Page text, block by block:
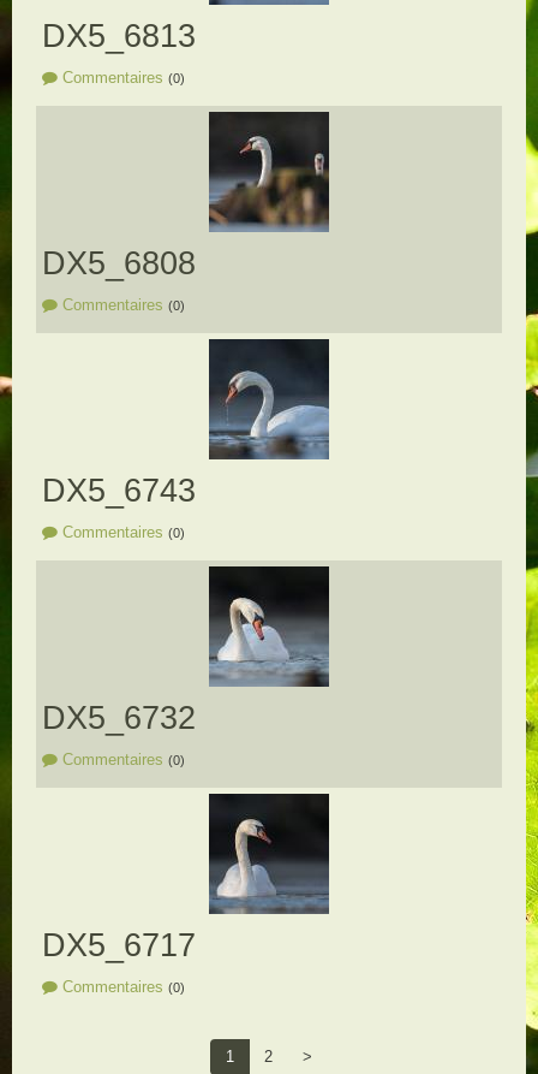
DX5_6813
Commentaires (0)
DX5_6808
Commentaires (0)
DX5_6743
Commentaires (0)
DX5_6732
Commentaires (0)
DX5_6717
Commentaires (0)
1 2 >